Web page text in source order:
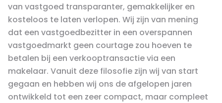
van vastgoed transparanter, gemakkelijker en
kosteloos te laten verlopen. Wij zijn van mening
dat een vastgoedbezitter in een overspannen
vastgoedmarkt geen courtage zou hoeven te
betalen bij een verkooptransactie via een
makelaar. Vanuit deze filosofie zijn wij van start
gegaan en hebben wij ons de afgelopen jaren
ontwikkeld tot een zeer compact, maar compleet